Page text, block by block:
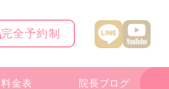
完全予約制
料金表 院長ブログ